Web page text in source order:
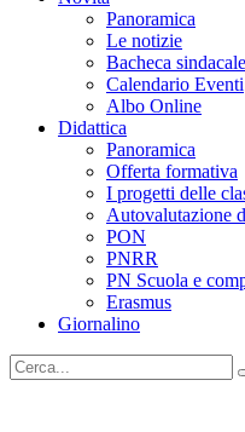
Panoramica
Le notizie
Bacheca sindacale
Calendario Eventi
Albo Online
Didattica
Panoramica
Offerta formativa
I progetti delle
Autovalutazione
PON
PNRR
PN Scuola e
Erasmus
Giornalino